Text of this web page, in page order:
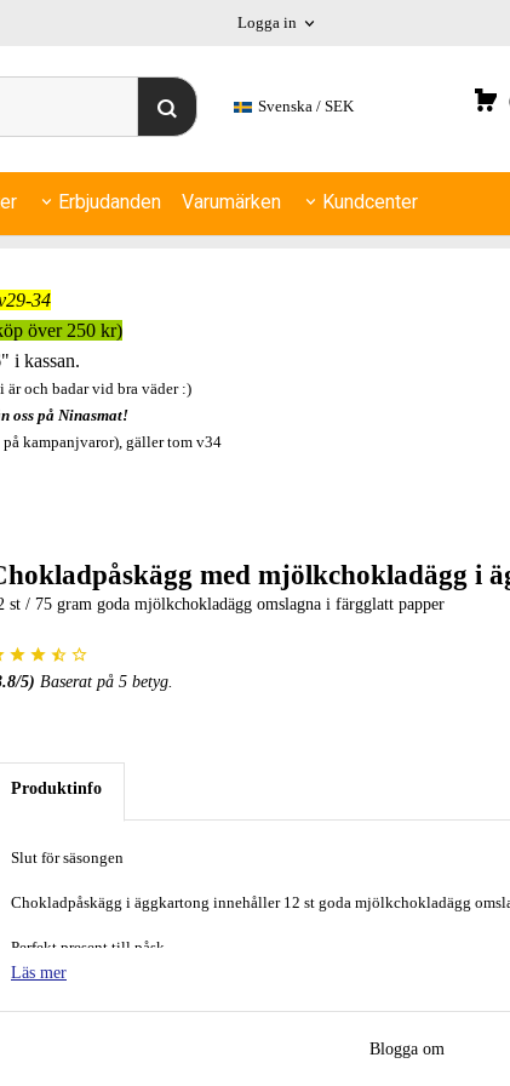
Logga in
Svenska SEK
Erbjudanden Varumärken Kundcenter
34
över 250 kr)
" i kassan.
är och badar vid bra väder :)
oss på Ninasmat!
kampanjvaror), gäller tom v34
med mjölkchokladägg i
st / 75 gram goda mjölkchokladägg omslagna i färgglatt papper
/5) Baserat på 5 betyg.
Produktinfo
Slut för säsongen
Chokladpåskägg i äggkartong innehåller 12 st goda mjölkchokladägg
Perfekt present till påsk.
Läs mer
Blogga om